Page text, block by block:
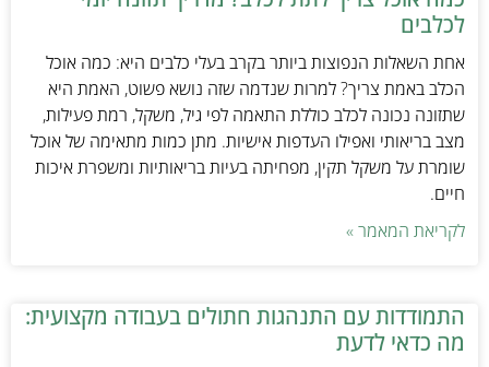
לכלבים
אחת השאלות הנפוצות ביותר בקרב בעלי כלבים היא: כמה אוכל
הכלב באמת צריך? למרות שנדמה שזה נושא פשוט, האמת היא
שתזונה נכונה לכלב כוללת התאמה לפי גיל, משקל, רמת פעילות,
מצב בריאותי ואפילו העדפות אישיות. מתן כמות מתאימה של אוכל
שומרת על משקל תקין, מפחיתה בעיות בריאותיות ומשפרת איכות
חיים.
לקריאת המאמר »
התמודדות עם התנהגות חתולים בעבודה מקצועית:
מה כדאי לדעת